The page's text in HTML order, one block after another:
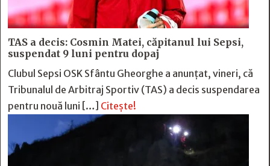
TAS a decis: Cosmin Matei, căpitanul lui Sepsi,
suspendat 9 luni pentru dopaj
Clubul Sepsi OSK Sfântu Gheorghe a anunțat, vineri, că
Tribunalul de Arbitraj Sportiv (TAS) a decis suspendarea
pentru nouă luni […] Citește!